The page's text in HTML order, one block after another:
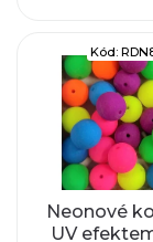
Neonové
UV
Kód: